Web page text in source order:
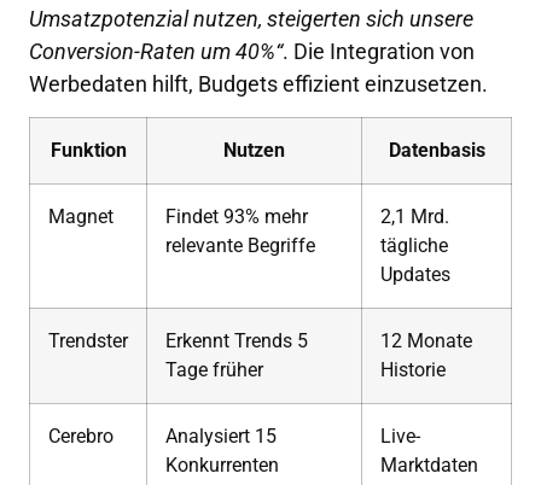
Umsatzpotenzial nutzen, steigerten sich unsere
Conversion-Raten um 40%“. Die Integration von
Werbedaten hilft, Budgets effizient einzusetzen.
Funktion Nutzen Datenbasis
Magnet
Findet 93% mehr
relevante Begriffe
2,1 Mrd.
tägliche
Updates
Trendster
Erkennt Trends 5
Tage früher
12 Monate
Historie
Cerebro
Analysiert 15
Konkurrenten
Live-
Marktdaten